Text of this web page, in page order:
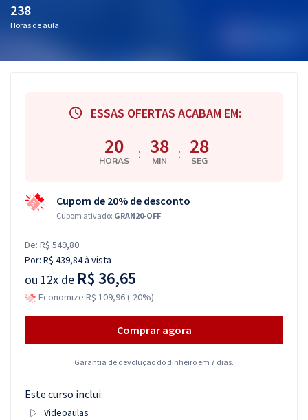
238
Horas de aula
ESSAS OFERTAS ACABAM EM:
20
HORAS : 38
MIN : 27
SEG
Cupom de 20% de desconto
Cupom ativado: GRAN20-OFF
De: R$ 549,80
Por: R$ 439,84à vista
ou 12x de R$ 36,65
Economize R$ 109,96 (-20%)
Comprar agora
Garantia de devolução do dinheiro em 7 dias.
Este curso inclui:
Videoaulas